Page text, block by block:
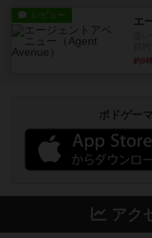
レビュー エ
約9
ボドゲー
アク